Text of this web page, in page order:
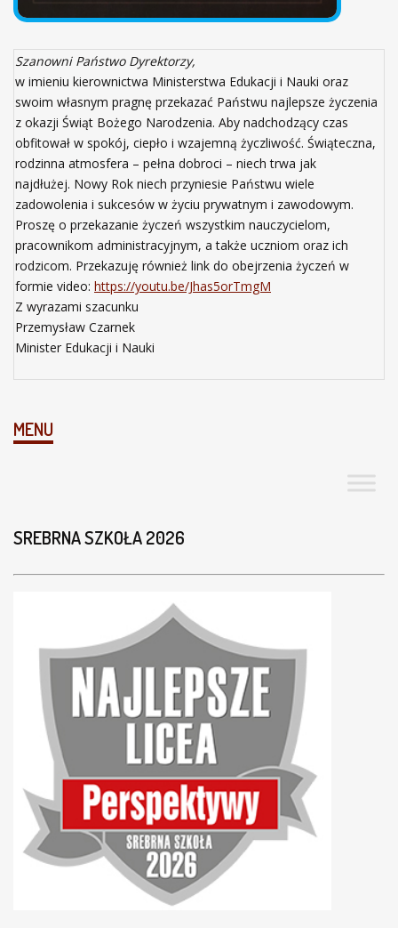
Szanowni Państwo Dyrektorzy,
w imieniu kierownictwa Ministerstwa Edukacji i Nauki oraz
swoim własnym pragnę przekazać Państwu najlepsze życzenia
z okazji Świąt Bożego Narodzenia. Aby nadchodzący czas
obfitował w spokój, ciepło i wzajemną życzliwość. Świąteczna,
rodzinna atmosfera – pełna dobroci – niech trwa jak
najdłużej. Nowy Rok niech przyniesie Państwu wiele
zadowolenia i sukcesów w życiu prywatnym i zawodowym.
Proszę o przekazanie życzeń wszystkim nauczycielom,
pracownikom administracyjnym, a także uczniom oraz ich
rodzicom. Przekazuję również link do obejrzenia życzeń w
formie video: https://youtu.be/Jhas5orTmgM
Z wyrazami szacunku
Przemysław Czarnek
Minister Edukacji i Nauki
MENU
SREBRNA SZKOŁA 2026